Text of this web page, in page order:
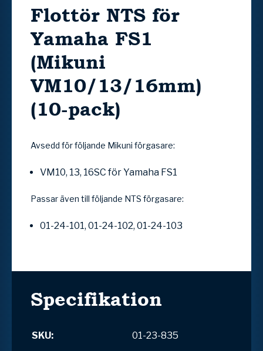
Flottör NTS för
Yamaha FS1
(Mikuni
VM10/13/16mm)
(10-pack)
Avsedd för följande Mikuni förgasare:
VM10, 13, 16SC för Yamaha FS1
Passar även till följande NTS förgasare:
01-24-101, 01-24-102, 01-24-103
Specifikation
SKU:
01-23-835